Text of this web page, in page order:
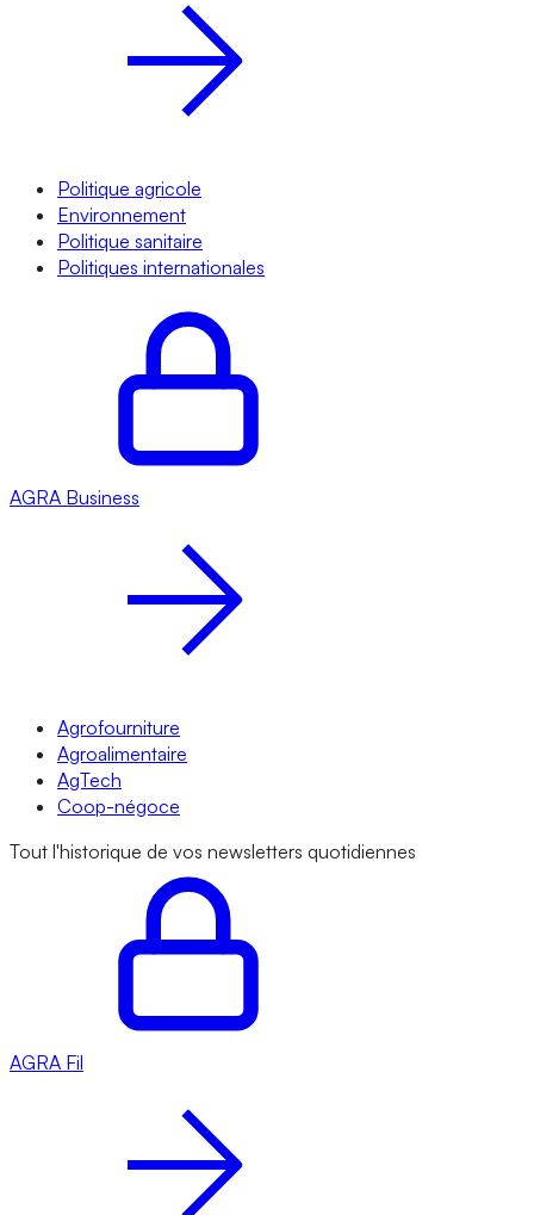
Politique agricole
Environnement
Politique sanitaire
Politiques internationales
AGRA Business
Agrofourniture
Agroalimentaire
AgTech
Coop-négoce
Tout l'historique de vos newsletters quotidiennes
AGRA Fil